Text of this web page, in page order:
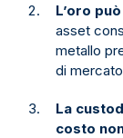
L’oro
asset
metallo
di
La
costo